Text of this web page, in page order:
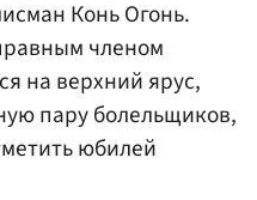
Конь Огонь.
членом
на верхний ярус,
пару болельщиков,
юбилей